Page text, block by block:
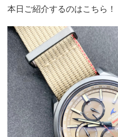
本日ご紹介するのはこちら！